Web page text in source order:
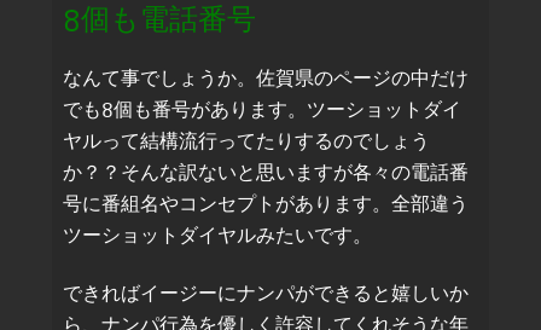
8個も電話番号
なんて事でしょうか。佐賀県のページの中だけ
でも8個も番号があります。ツーショットダイ
ヤルって結構流行ってたりするのでしょう
か？？そんな訳ないと思いますが各々の電話番
号に番組名やコンセプトがあります。全部違う
ツーショットダイヤルみたいです。
できればイージーにナンパができると嬉しいか
ら、ナンパ行為を優しく許容してくれそうな年